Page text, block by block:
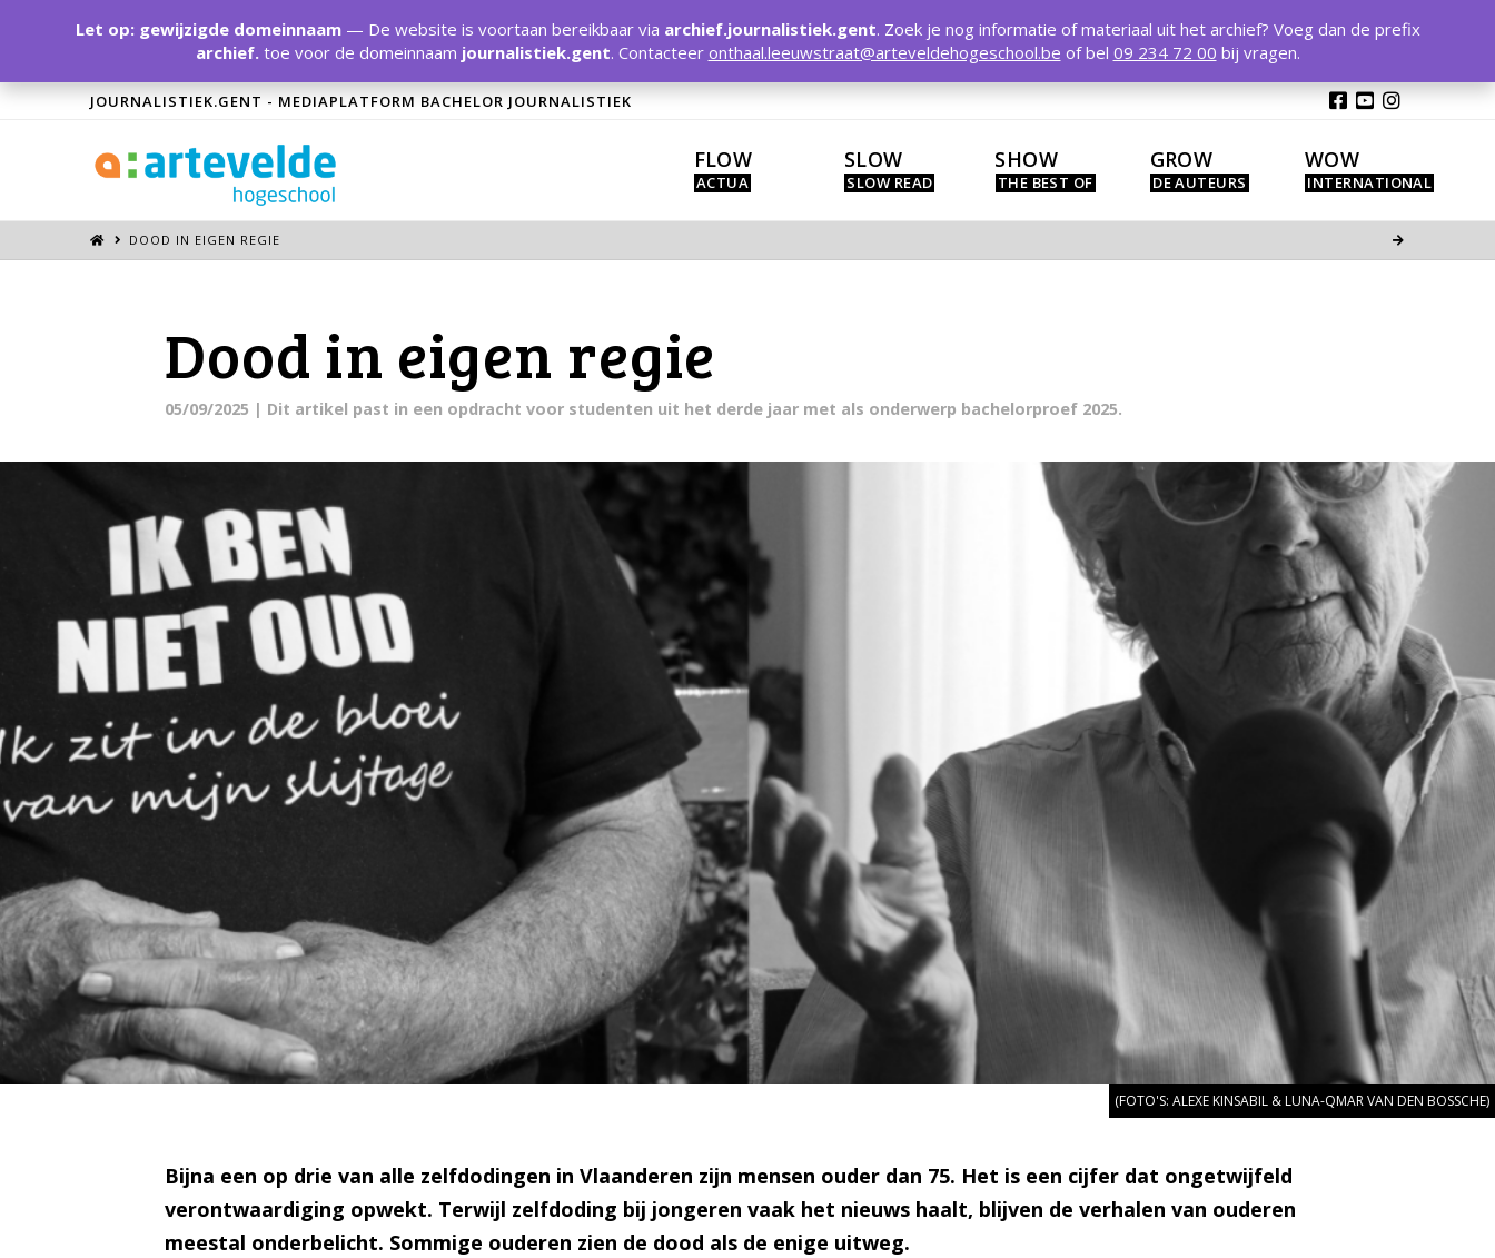
JOURNALISTIEK.GENT - MEDIAPLATFORM BACHELOR JOURNALISTIEK
FLOW SLOW SHOW GROW WOW
DOOD IN EIGEN REGIE
Dood in eigen regie
05/09/2025 | Dit artikel past in een opdracht voor studenten uit het derde jaar met als onderwerp bachelorproef 2025.
(FOTO'S: ALEXE KINSABIL & LUNA-QMAR VAN DEN BOSSCHE)
Bijna een op drie van alle zelfdodingen in Vlaanderen zijn mensen ouder dan 75. Het is een cijfer dat ongetwijfeld
verontwaardiging opwekt. Terwijl zelfdoding bij jongeren vaak het nieuws haalt, blijven de verhalen van ouderen
meestal onderbelicht. Sommige ouderen zien de dood als de enige uitweg.
Let op: gewijzigde domeinnaam— De website is voortaan bereikbaar via archief.journalistiek.gent. Zoek je nog informatie of materiaal uit het archief? Voeg dan de prefix
archief.toe voor de domeinnaam journalistiek.gent. Contacteer onthaal.leeuwstraat@arteveldehogeschool.be of bel 09 234 72 00 bij vragen.